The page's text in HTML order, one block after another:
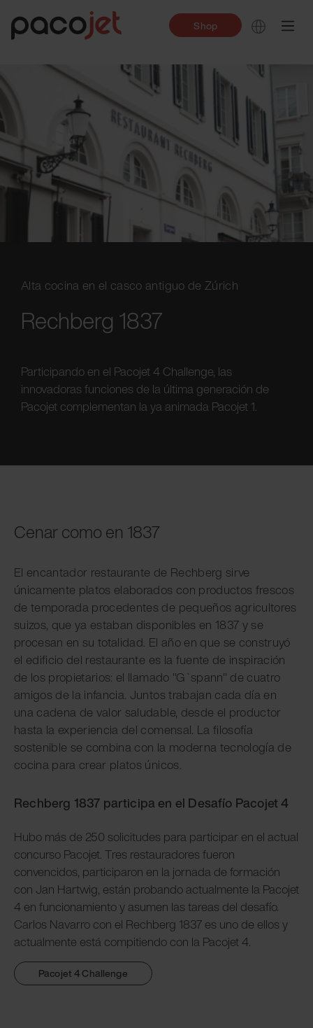
Shop
Alta cocina en el casco antiguo de Zúrich
Rechberg 1837
Participando en el Pacojet 4 Challenge, las
innovadoras funciones de la última generación de
Pacojet complementan la ya animada Pacojet 1.
Cenar como en 1837
El encantador restaurante de Rechberg sirve
únicamente platos elaborados con productos frescos
de temporada procedentes de pequeños agricultores
suizos, que ya estaban disponibles en 1837 y se
procesan en su totalidad. El año en que se construyó
el edificio del restaurante es la fuente de inspiración
de los propietarios: el llamado "G`spann" de cuatro
amigos de la infancia. Juntos trabajan cada día en
una cadena de valor saludable, desde el productor
hasta la experiencia del comensal. La filosofía
sostenible se combina con la moderna tecnología de
cocina para crear platos únicos.
Rechberg 1837 participa en el Desafío Pacojet 4
Hubo más de 250 solicitudes para participar en el actual
concurso Pacojet. Tres restauradores fueron
convencidos, participaron en la jornada de formación
con Jan Hartwig, están probando actualmente la Pacojet
4 en funcionamiento y asumen las tareas del desafío.
Carlos Navarro con el Rechberg 1837 es uno de ellos y
actualmente está compitiendo con la Pacojet 4.
Pacojet 4 Challenge